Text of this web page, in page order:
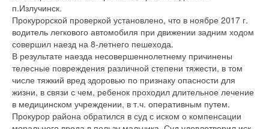
п.Излучинск.
Прокурорской проверкой установлено, что в ноябре 2017 г.
водитель легкового автомобиля при движении задним ходом
совершил наезд на 8-летнего пешехода.
В результате наезда несовершеннолетнему причинены
телесные повреждения различной степени тяжести, в том
числе тяжкий вред здоровью по признаку опасности для
жизни, в связи с чем, ребенок проходил длительное лечение
в медицинском учреждении, в т.ч. оперативным путем.
Прокурор района обратился в суд с иском о компенсации